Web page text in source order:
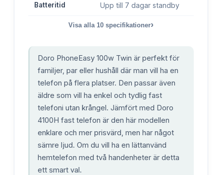
Batteritid Upp till 7 dagar standby
Visa alla 10 specifikationer›
Doro PhoneEasy 100w Twin är perfekt för
familjer, par eller hushåll där man vill ha en
telefon på flera platser. Den passar även
äldre som vill ha enkel och tydlig fast
telefoni utan krångel. Jämfört med Doro
4100H fast telefon är den här modellen
enklare och mer prisvärd, men har något
sämre ljud. Om du vill ha en lättanvänd
hemtelefon med två handenheter är detta
ett smart val.